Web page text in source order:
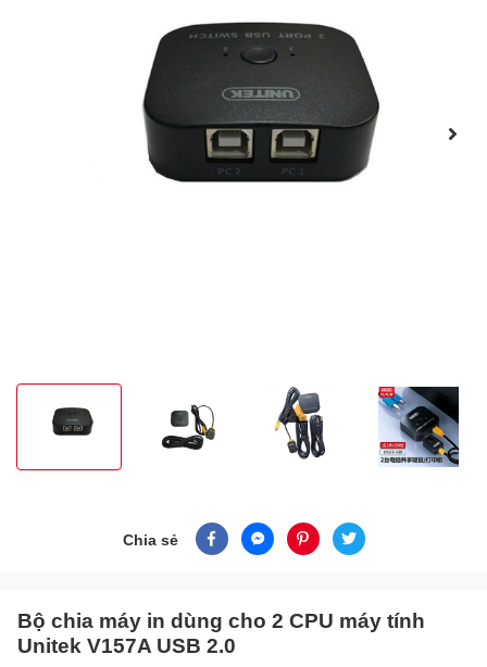
Chia sẻ
Bộ chia máy in dùng cho 2 CPU máy tính
Unitek V157A USB 2.0